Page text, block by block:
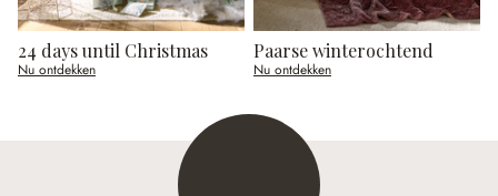
24 days until Christmas
Nu ontdekken
Paarse winterochtend
Nu ontdekken